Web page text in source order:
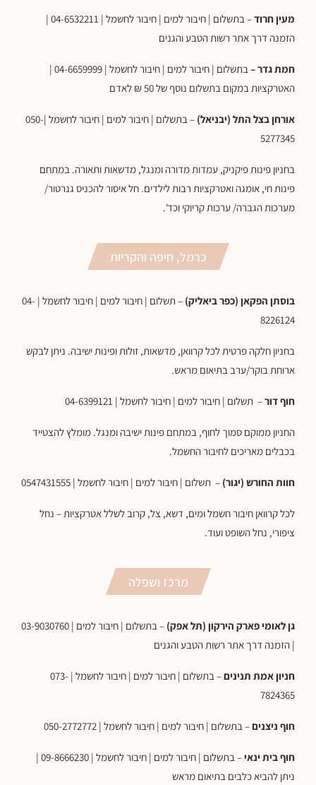
מעין חרוד
– בתשלום | חיבור למים | חיבור לחשמל | 04-6532211 |
הזמנה דרך אתר רשות הטבע והגנים
חמת גדר –
בתשלום | חיבור למים | חיבור לחשמל | 04-6659999 |
האטרקציות במקום בתשלום נוסף של 50 ₪ לאדם
אורחן בצל התל (יבניאל)
– בתשלום | חיבור למים | חיבור לחשמל |050-
5277345
בחניון פינות פיקניק, עמדות מדורה ומנגל, מדשאות ותאורה. במתחם
פינות חי, אומגה ואטרקציות רבות לילדים. חל איסור להכניס גנרטור/
מערכות הגברה/ ערכות קריוקי וכד'.
כרמל, חיפה והקריות
בוסתן הפקאן (כפר ביאליק)
– תשלום | חיבור למים | חיבור לחשמל | 04-
8226124
בחניון חלקה פרטית לכל קרוואן, מדשאות, זולות ופינות ישיבה. ניתן לבקש
ארוחת בוקר/ערב בתיאום מראש.
חוף דור– תשלום | חיבור למים | חיבור לחשמל | 04-6399121
החניון ממוקם סמוך לחוף, במתחם פינות ישיבה ומנגל. מומלץ להצטייד
בכבלים מאריכים לחיבור החשמל.
חוות החורש (יגור) – תשלום | חיבור למים | חיבור לחשמל | 0547431555
לכל קרוואן חיבור חשמל ומים, דשא, צל, קרוב לשלל אטרקציות – נחל
ציפורי, נחל השופט ועוד.
מרכז ושפלה
גן לאומי פארק הירקון (תל אפק)
– בתשלום | חיבור למים | 03-9030760
| הזמנה דרך אתר רשות הטבע והגנים
חניון אמת תנינים
– בתשלום | חיבור למים | חיבור לחשמל | 073-
7824365
חוף ניצנים– בתשלום | חיבור למים | חיבור לחשמל | 050-2772772
חוף בית ינאי
– בתשלום | חיבור למים | חיבור לחשמל | 09-8666230 |
ניתן להביא כלבים בתיאום מראש